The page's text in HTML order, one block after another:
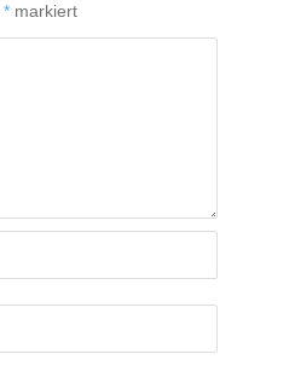
* markiert